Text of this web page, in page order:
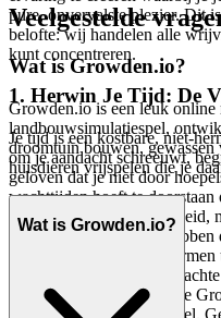
pure, onvervalste plezier. Dit
belofte: wij handelen alle
kunt concentreren.
1. Herwin Je Tijd: De
Je tijd is een kostbare, niet-
om je aandacht schreeuwt,
geloven dat je niet door
wachttijden hoeft te
is ontworpen voor directheid,
de actie te duiken. We
geëlimineerd en
zorgen dat je reis van
is onze belofte: wanneer je
enkele seconden in het spel.
Veelgestelde
Wat is Growden.io?
Growden.io is een leuk
landbouwsimulatiespel,
droomtuin bouwen,
huisdieren vrijspelen die je
Wat is Growden.io?